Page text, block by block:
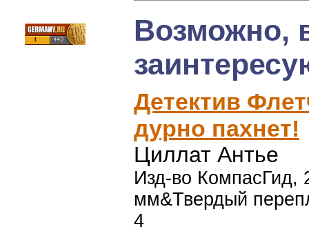
Возможно,
Детектив
дурно пахнет!
Циллат Антье
Изд-во КомпасГид,
мм&Твердый
4